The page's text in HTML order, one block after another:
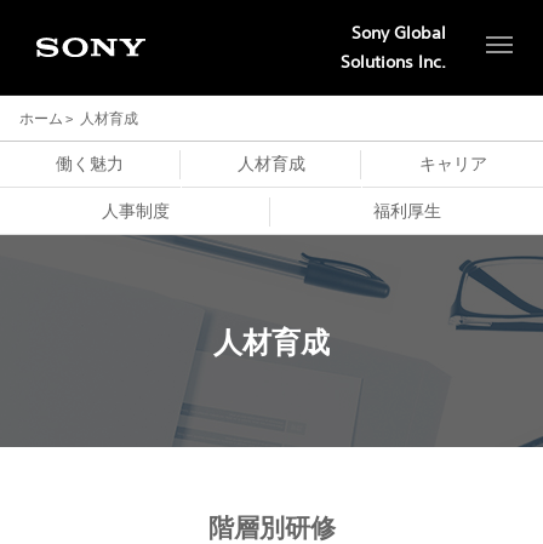
Sony Global
Solutions Inc.
ホーム 人材育成
働く魅力 人材育成 キャリア
人事制度 福利厚生
人材育成
階層別研修